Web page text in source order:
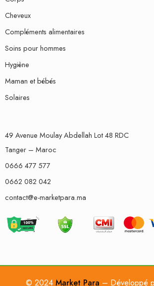
Cheveux
Compléments alimentaires
Soins pour hommes
Hygiène
Maman et bébés
Solaires
49 Avenue Moulay Abdellah Lot 48 RDC
Tanger – Maroc
0666 477 577
0662 082 042
contact@e-marketpara.ma
© 2024 Market Para – Développé